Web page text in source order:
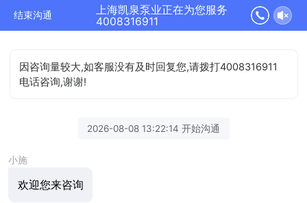
结束沟通
上海凯泉泵业正在为您服务
4008316911
因咨询量较大,如客服没有及时回复您,请拨打4008316911
电话咨询,谢谢!
2026-08-08 13:22:14 开始沟通
小施
欢迎您来咨询